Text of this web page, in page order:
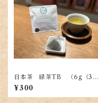
日本茶 緑茶TB （6g（3g×
2P））
¥300